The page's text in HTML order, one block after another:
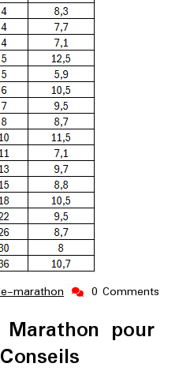
marathon ing-
marathon
0 Comments
pour